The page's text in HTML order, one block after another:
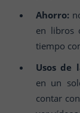
Ahorro:
en libros
tiempo
Usos de
en un
contar